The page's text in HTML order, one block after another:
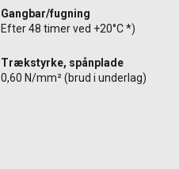
Gangbar/fugning
Efter 48 timer ved +20°C *)
Trækstyrke, spånplade
0,60 N/mm² (brud i underlag)